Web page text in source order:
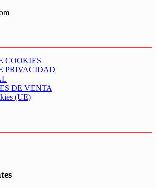
COOKIES
PRIVACIDAD
DE VENTA
(UE)